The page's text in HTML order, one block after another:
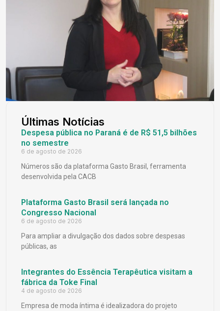
Últimas Notícias
Despesa pública no Paraná é de R$ 51,5 bilhões
no semestre
6 de agosto de 2026
Números são da plataforma Gasto Brasil, ferramenta
desenvolvida pela CACB
Plataforma Gasto Brasil será lançada no
Congresso Nacional
6 de agosto de 2026
Para ampliar a divulgação dos dados sobre despesas
públicas, as
Integrantes do Essência Terapêutica visitam a
fábrica da Toke Final
4 de agosto de 2026
Empresa de moda íntima é idealizadora do projeto